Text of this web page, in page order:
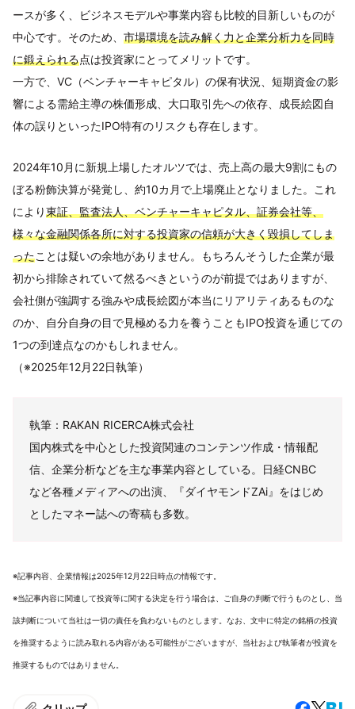
ースが多く、ビジネスモデルや事業内容も比較的目新しいものが
中心です。そのため、 市場環境を読み解く力と企業分析力を同時
に鍛えられる点は投資家にとってメリットです。
一方で、VC（ベンチャーキャピタル）の保有状況、短期資金の影
響による需給主導の株価形成、大口取引先への依存、成長絵図自
体の誤りといったIPO特有のリスクも存在します。
2024年10月に新規上場したオルツでは、売上高の最大9割にもの
ぼる粉飾決算が発覚し、約10カ月で上場廃止となりました。これ
により東証、監査法人、ベンチャーキャピタル、証券会社等、
様々な金融関係各所に対する投資家の信頼が大きく毀損してしま
ったことは疑いの余地がありません。もちろんそうした企業が最
初から排除されていて然るべきというのが前提ではありますが、
会社側が強調する強みや成長絵図が本当にリアリティあるものな
のか、自分自身の目で見極める力を養うこともIPO投資を通じての
1つの到達点なのかもしれません。
（※2025年12月22日執筆）
執筆：RAKAN RICERCA株式会社
国内株式を中心とした投資関連のコンテンツ作成・情報配
信、企業分析などを主な事業内容としている。日経CNBC
など各種メディアへの出演、『ダイヤモンドZAi』をはじめ
としたマネー誌への寄稿も多数。
※記事内容、企業情報は2025年12月22日時点の情報です。
※当記事内容に関連して投資等に関する決定を行う場合は、ご自身の判断で行うものとし、当
該判断について当社は一切の責任を負わないものとします。なお、文中に特定の銘柄の投資
を推奨するように読み取れる内容がある可能性がございますが、当社および執筆者が投資を
推奨するものではありません。